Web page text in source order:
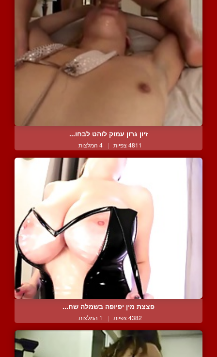
זיון גרון עמוק לוהט לבחו...
4811 צפיות | 4 המלצות
פצצת מין יפיופה בשמלה שח...
4382 צפיות | 1 המלצות